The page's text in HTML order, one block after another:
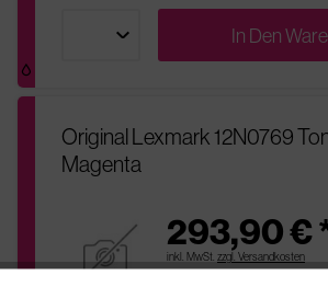
In Den
Original Lexmark 12N0769
Magenta
293,90 €
inkl. MwSt. zzgl. Versandkosten